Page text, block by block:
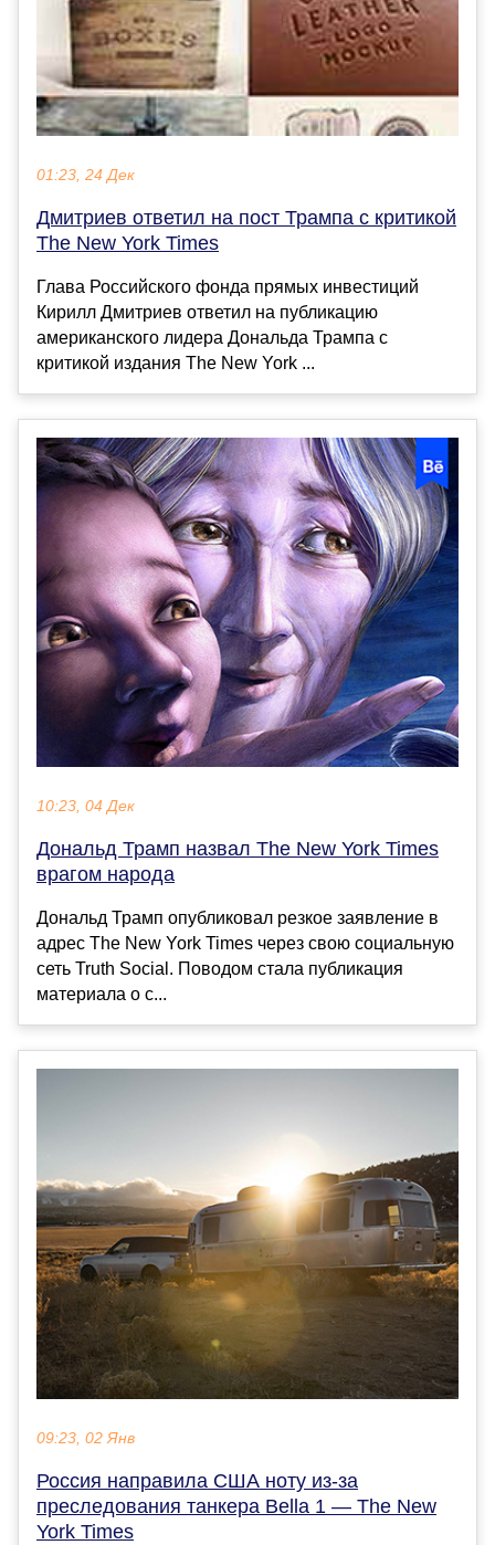
01:23, 24 Дек
Дмитриев ответил на пост Трампа с критикой
The New York Times
Глава Российского фонда прямых инвестиций
Кирилл Дмитриев ответил на публикацию
американского лидера Дональда Трампа с
критикой издания The New York ...
10:23, 04 Дек
Дональд Трамп назвал The New York Times
врагом народа
Дональд Трамп опубликовал резкое заявление в
адрес The New York Times через свою социальную
сеть Truth Social. Поводом стала публикация
материала о с...
09:23, 02 Янв
Россия направила США ноту из-за
преследования танкера Bella 1 — The New
York Times